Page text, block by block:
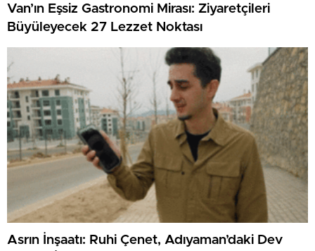
Van’ın Eşsiz Gastronomi Mirası: Ziyaretçileri
Büyüleyecek 27 Lezzet Noktası
Asrın İnşaatı: Ruhi Çenet, Adıyaman’daki Dev